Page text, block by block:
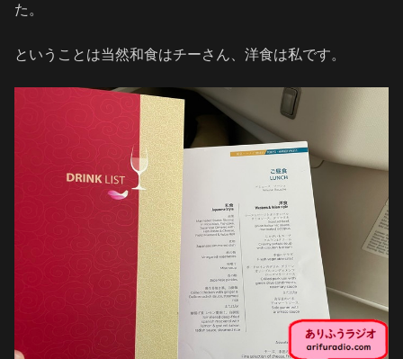
た。
ということは当然和食はチーさん、洋食は私です。